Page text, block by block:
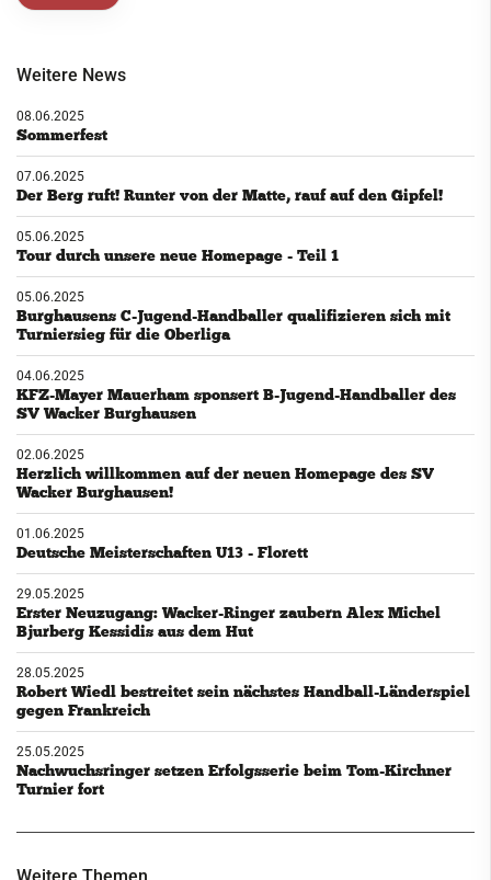
Weitere News
08.06.2025
Sommerfest
07.06.2025
Der Berg ruft! Runter von der Matte, rauf auf den Gipfel!
05.06.2025
Tour durch unsere neue Homepage - Teil 1
05.06.2025
Burghausens C-Jugend-Handballer qualifizieren sich mit
Turniersieg für die Oberliga
04.06.2025
KFZ-Mayer Mauerham sponsert B-Jugend-Handballer des
SV Wacker Burghausen
02.06.2025
Herzlich willkommen auf der neuen Homepage des SV
Wacker Burghausen!
01.06.2025
Deutsche Meisterschaften U13 - Florett
29.05.2025
Erster Neuzugang: Wacker-Ringer zaubern Alex Michel
Bjurberg Kessidis aus dem Hut
28.05.2025
Robert Wiedl bestreitet sein nächstes Handball-Länderspiel
gegen Frankreich
25.05.2025
Nachwuchsringer setzen Erfolgsserie beim Tom-Kirchner
Turnier fort
Weitere Themen